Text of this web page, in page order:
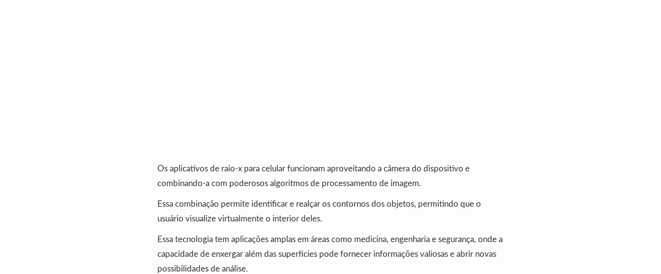
Os aplicativos de raio-x para celular funcionam aproveitando a câmera do dispositivo e
combinando-a com poderosos algoritmos de processamento de imagem.
Essa combinação permite identificar e realçar os contornos dos objetos, permitindo que o
usuário visualize virtualmente o interior deles.
Essa tecnologia tem aplicações amplas em áreas como medicina, engenharia e segurança, onde a
capacidade de enxergar além das superfícies pode fornecer informações valiosas e abrir novas
possibilidades de análise.